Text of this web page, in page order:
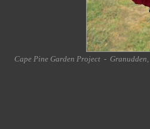
Cape Pine Garden Project - Granudden,